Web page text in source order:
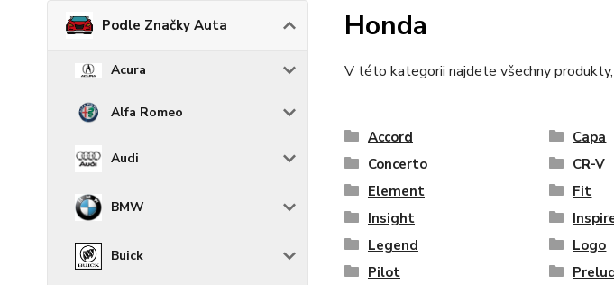
Podle Značky Auta
Acura
Alfa Romeo
Audi
BMW
Buick
Honda
V této kategorii najdete všechny
Accord Capa
Concerto
CR-V
Element
Fit
Insight
Legend
Logo
Pilot